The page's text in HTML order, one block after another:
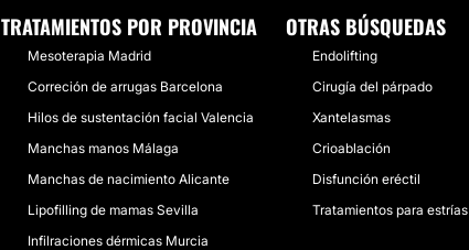
TRATAMIENTOS POR PROVINCIA
Mesoterapia Madrid
Correción de arrugas Barcelona
Hilos de sustentación facial Valencia
Manchas manos Málaga
Manchas de nacimiento Alicante
Lipofilling de mamas Sevilla
Infilraciones dérmicas Murcia
OTRAS BÚSQUEDAS
Endolifting
Cirugía del párpado
Xantelasmas
Crioablación
Disfunción eréctil
Tratamientos para estrías